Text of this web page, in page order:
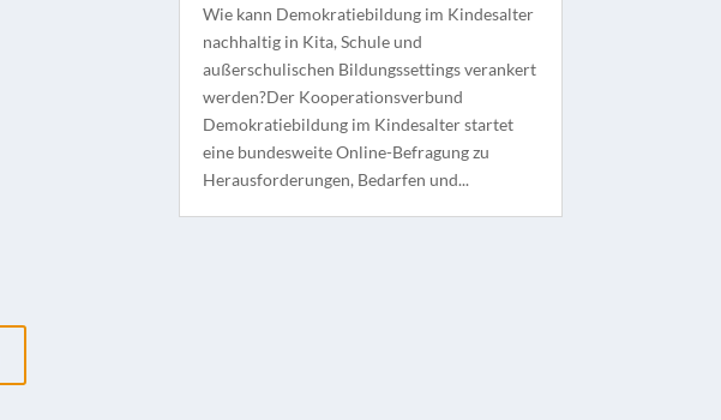
Wie kann Demokratiebildung im Kindesalter
nachhaltig in Kita, Schule und
außerschulischen Bildungssettings verankert
werden?Der Kooperationsverbund
Demokratiebildung im Kindesalter startet
eine bundesweite Online-Befragung zu
Herausforderungen, Bedarfen und...